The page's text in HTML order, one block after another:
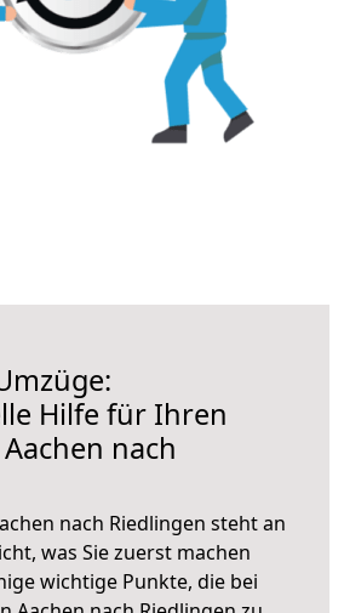
Hilfe für Ihren
nach
nach Riedlingen steht an
was Sie zuerst machen
wichtige Punkte, die bei